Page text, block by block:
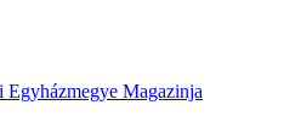
Egyházmegye Magazinja